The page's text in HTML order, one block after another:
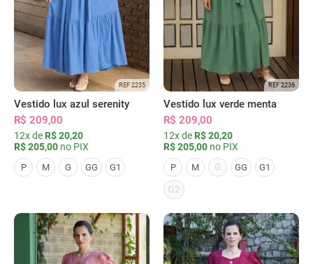
REF 2235
Vestido lux azul serenity
R$ 209,00
12x de R$ 20,20
R$ 205,00 no PIX
P M G GG G1
REF 2236
Vestido lux verde menta
R$ 209,00
12x de R$ 20,20
R$ 205,00 no PIX
P M G GG G1
G2